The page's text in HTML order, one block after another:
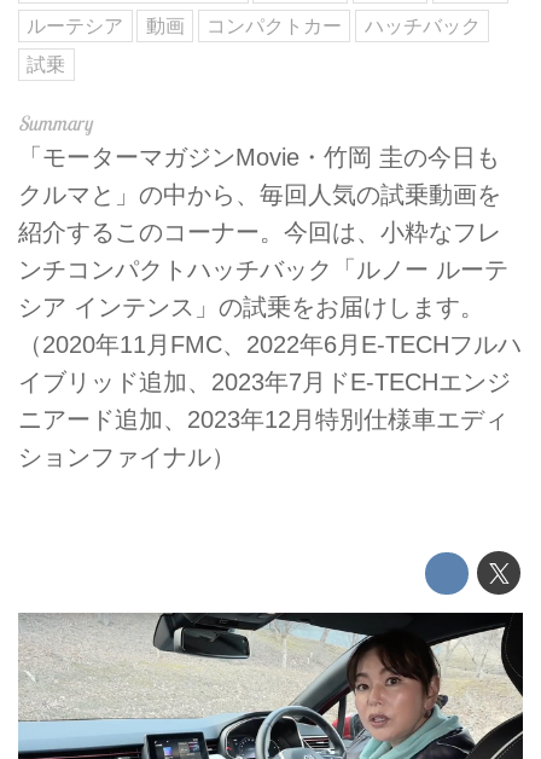
ルーテシア
動画 コンパクトカー
ハッチバック
試乗
「モーターマガジンMovie・竹岡 圭の今日も
クルマと」の中から、毎回人気の試乗動画を
紹介するこのコーナー。今回は、小粋なフレ
ンチコンパクトハッチバック「ルノー ルーテ
シア インテンス」の試乗をお届けします。
（2020年11月FMC、2022年6月E-TECHフルハ
イブリッド追加、2023年7月ドE-TECHエンジ
ニアード追加、2023年12月特別仕様車エディ
ションファイナル）